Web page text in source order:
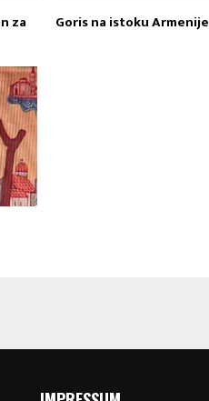
za Goris na istoku Armenije